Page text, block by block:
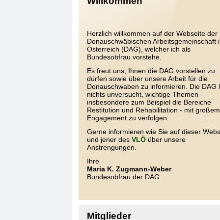
Herzlich willkommen auf der Webseite der
Donauschwäbischen Arbeitsgemeinschaft
Österreich (DAG), welcher ich als
Bundesobfrau vorstehe.
Es freut uns, Ihnen die DAG vorstellen zu
dürfen sowie über unsere Arbeit für die
Donauschwaben zu informieren. Die DAG
nichts unversucht, wichtige Themen -
insbesondere zum Beispiel die Bereiche
Restitution und Rehabilitation - mit großem
Engagement zu verfolgen.
Gerne informieren wie Sie auf dieser
und jener des VLÖ über unsere
Anstrengungen.
Ihre
Maria K. Zugmann-Weber
Bundesobfrau der DAG
Mitglieder